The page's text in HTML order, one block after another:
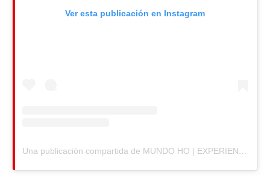
Ver esta publicación en Instagram
Una publicación compartida de MUNDO HO | EXPERIENCE (@mundohocom)